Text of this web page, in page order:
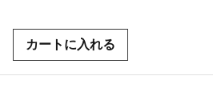
カートに入れる